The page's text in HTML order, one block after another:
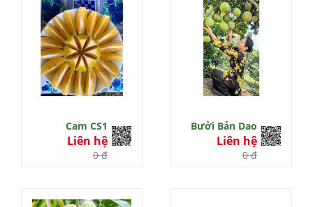
Cam CS1
Liên hệ
0 đ
Bưởi Bản Dao
Liên hệ
0 đ